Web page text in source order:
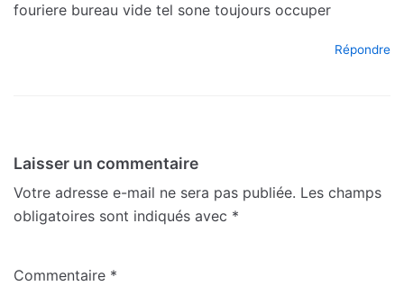
fouriere bureau vide tel sone toujours occuper
Répondre
Laisser un commentaire
Votre adresse e-mail ne sera pas publiée. Les champs
obligatoires sont indiqués avec *
Commentaire *